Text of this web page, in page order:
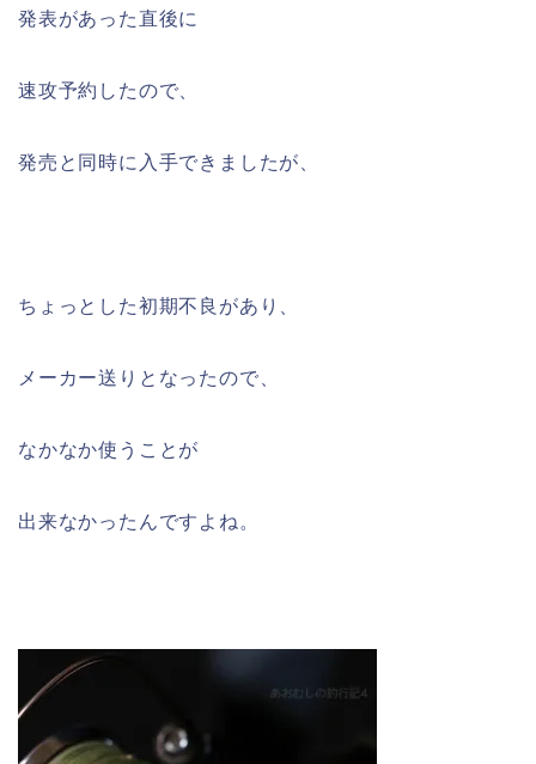
発表があった直後に
速攻予約したので、
発売と同時に入手できましたが、
ちょっとした初期不良があり、
メーカー送りとなったので、
なかなか使うことが
出来なかったんですよね。